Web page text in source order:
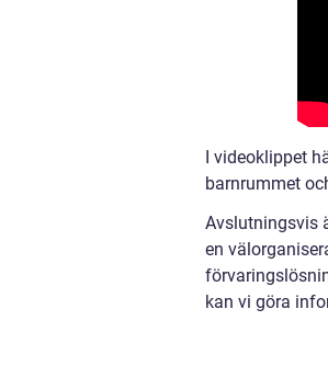
I videoklippet
barnrummet
Avslutningsvis
en
kan vi göra